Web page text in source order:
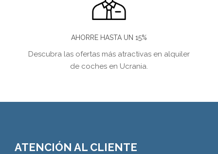
AHORRE HASTA UN 15%
Descubra las ofertas más atractivas en alquiler
de coches en Ucrania.
ATENCIÓN AL CLIENTE